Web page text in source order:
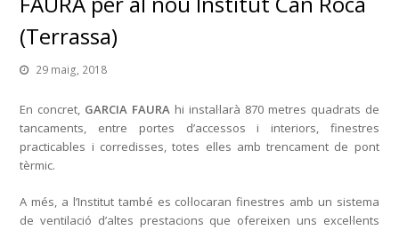
(Terrassa)
29 maig, 2018
En concret, GARCIA FAURA hi instal·larà 870 metres quadrats de
tancaments, entre portes d’accessos i interiors, finestres
practicables i corredisses, totes elles amb trencament de pont
tèrmic.
A més, a l’Institut també es col·locaran finestres amb un sistema
de ventilació d’altes prestacions que ofereixen uns excel·lents